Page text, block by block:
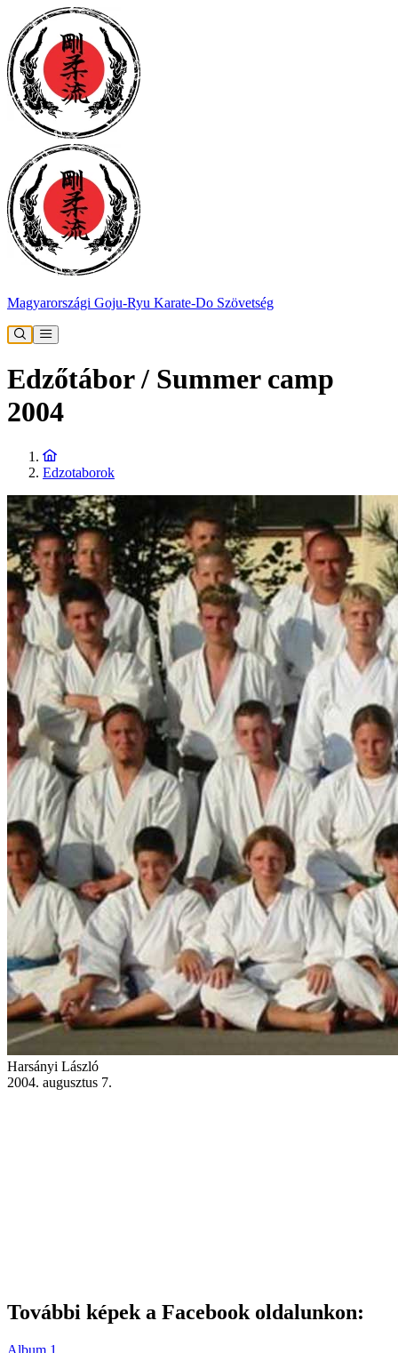
Magyarországi Goju-Ryu Karate-Do Szövetség
Edzőtábor / Summer camp
2004
Edzotaborok
Harsányi László
2004. augusztus 7.
További képek a Facebook oldalunkon:
Album 1